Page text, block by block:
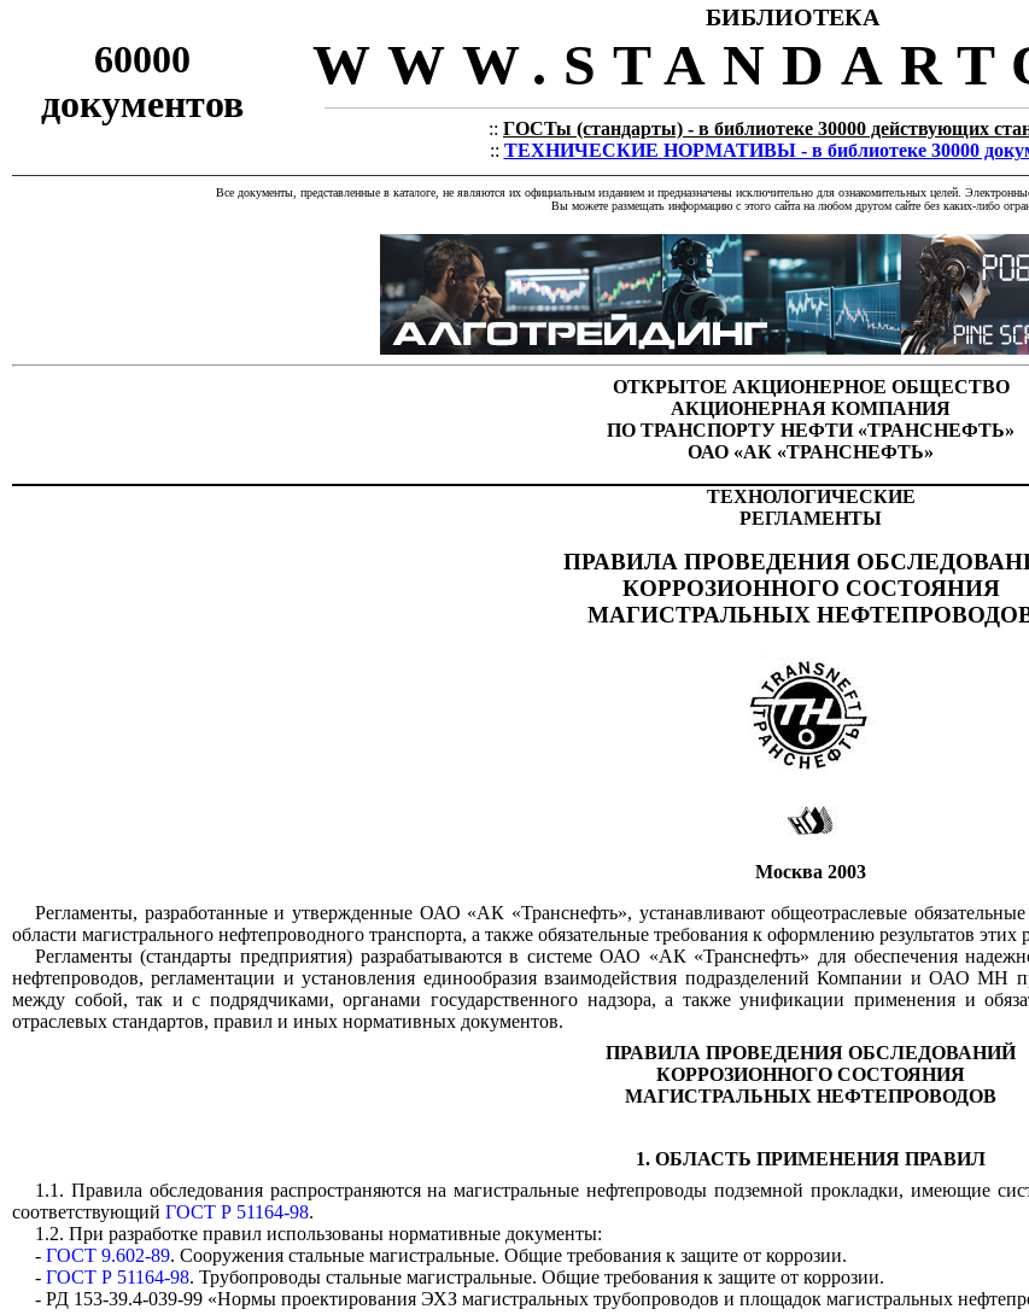
60000
документов
БИБЛИОТЕКА
:: ГОСТы (стандарты) - в библиотеке 30000 действующих
:: ТЕХНИЧЕСКИЕ НОРМАТИВЫ - в библиотеке 30000
Все документы, представленные в каталоге, не являются их официальным изданием и предназначены исключительно для ознакомительных целей.
Вы можете размещать информацию с этого сайта на любом другом сайте без каких-либо
ОТКРЫТОЕ АКЦИОНЕРНОЕ ОБЩЕСТВО
АКЦИОНЕРНАЯ КОМПАНИЯ
ПО ТРАНСПОРТУ НЕФТИ «ТРАНСНЕФТЬ»
ОАО «АК «ТРАНСНЕФТЬ»
ТЕХНОЛОГИЧЕСКИЕ
РЕГЛАМЕНТЫ
ПРАВИЛА ПРОВЕДЕНИЯ
КОРРОЗИОННОГО СОСТОЯНИЯ
МАГИСТРАЛЬНЫХ
Москва 2003
Регламенты, разработанные и утвержденные ОАО «АК «Транснефть», устанавливают общеотраслевые
области магистрального нефтепроводного транспорта, а также обязательные требования к оформлению результатов этих
Регламенты (стандарты предприятия) разрабатываются в системе ОАО «АК «Транснефть» для обеспечения
нефтепроводов, регламентации и установления единообразия взаимодействия подразделений Компании и ОАО МН
между собой, так и с подрядчиками, органами государственного надзора, а также унификации применения и
отраслевых стандартов, правил и иных нормативных документов.
ПРАВИЛА ПРОВЕДЕНИЯ ОБСЛЕДОВАНИЙ
КОРРОЗИОННОГО СОСТОЯНИЯ
МАГИСТРАЛЬНЫХ НЕФТЕПРОВОДОВ
1. ОБЛАСТЬ ПРИМЕНЕНИЯ ПРАВИЛ
1.1. Правила обследования распространяются на магистральные нефтепроводы подземной прокладки, имеющие
соответствующий ГОСТ Р 51164-98.
1.2. При разработке правил использованы нормативные документы:
- ГОСТ 9.602-89. Сооружения стальные магистральные. Общие требования к защите от коррозии.
- ГОСТ Р 51164-98. Трубопроводы стальные магистральные. Общие требования к защите от коррозии.
- РД 153-39.4-039-99 «Нормы проектирования ЭХЗ магистральных трубопроводов и площадок магистральных